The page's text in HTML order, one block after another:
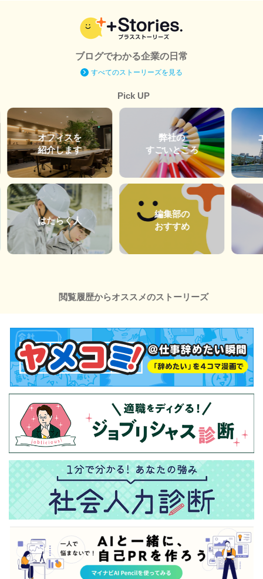
ブログでわかる企業の日常
すべてのストーリーズを見る
Pick UP
オフィスを
紹介します
はたらく人
弊社の
すごいところ
編集部の
おすすめ
閲覧履歴からオススメのストーリーズ